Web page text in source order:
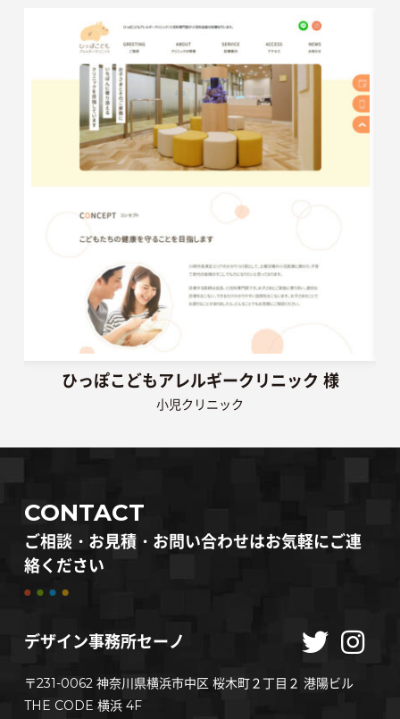
ひっぽこどもアレルギークリニック 様
小児クリニック
CONTACT
ご相談・お見積・お問い合わせはお気軽にご連
絡ください
デザイン事務所セーノ
〒231-0062 神奈川県横浜市中区 桜木町２丁目２ 港陽ビル
THE CODE 横浜 4F